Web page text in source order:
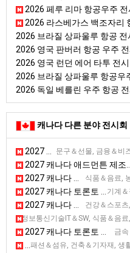
2026 페루 리마 항공우주 전시회
2026 라스베가스 백조자리 항공산업 엑스포
2026 브라질 상파울루 항공 전시회
2026 영국 판버러 항공 우주 전시회 [Farnborough International
2026 영국 런던 에어 타투 전시회
2026 브라질 상파울루 항공우주 전시회 [SpaceBR
2026 독일 베를린 우주 항공 전시회
캐나다 다른 분야 전시회
문구＆선물, 금융＆
2027 캐나다 토론토 그래픽 전시회
2027 캐나다 애드먼튼 제조기술 전시회
식품＆음료,
2027 캐나다 토론토 유제품 전시회 [CDX]
기계
2027 캐나다 토론토 폐기물 및 재활용 전시회
건강＆스포
2027 캐나다 토론토 스포츠맨 전시회
기물, 정보통신기술IT＆SW, 식품＆
2027 캐나다 토론토 요식업
금
2027 캐나다 토론토 광물 탐사 및 채굴 전시회 [PDAC]
패션＆섬유, 건축＆기자재,